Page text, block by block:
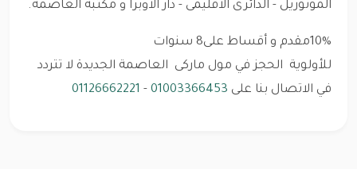
المونوريل - الدائرى الاقليمى - دار الاوبرا و مكتبه العاصمه.
10%مقدم و أقساط على8 سنوات
للأولوية الحجز في مول ماركى العاصمة الجديدة لا تتردد
في الاتصال بنا على 01003366453
-
01126662221